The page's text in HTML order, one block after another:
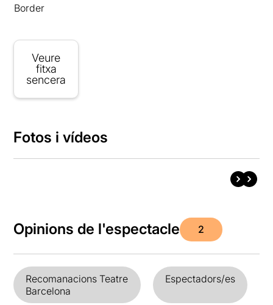
Border
Veure
fitxa
sencera
Fotos i vídeos
Opinions de l'espectacle 2
Recomanacions Teatre
Barcelona
Espectadors/es